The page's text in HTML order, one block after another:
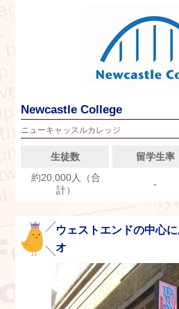
Newcastle College
ニューキャッスルカレッジ
生徒数 留学生率
約20,000人（合
計）
-
ウェストエンドの中心
オ